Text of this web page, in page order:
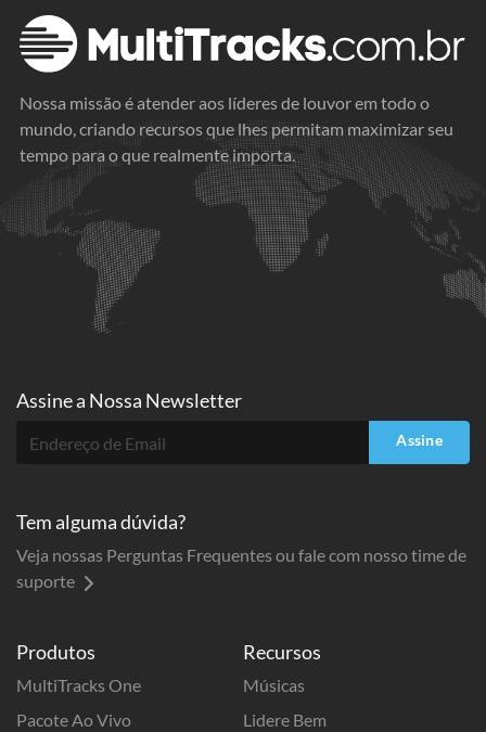
Nossa missão é atender aos líderes de louvor em todo o
mundo, criando recursos que lhes permitam maximizar seu
tempo para o que realmente importa.
Produtos
MultiTracks One
Pacote Ao Vivo
Recursos
Músicas
Lidere Bem
Assine a Nossa Newsletter
Assine
Tem alguma dúvida?
Veja nossas Perguntas Frequentes ou fale com nosso time de
suporte